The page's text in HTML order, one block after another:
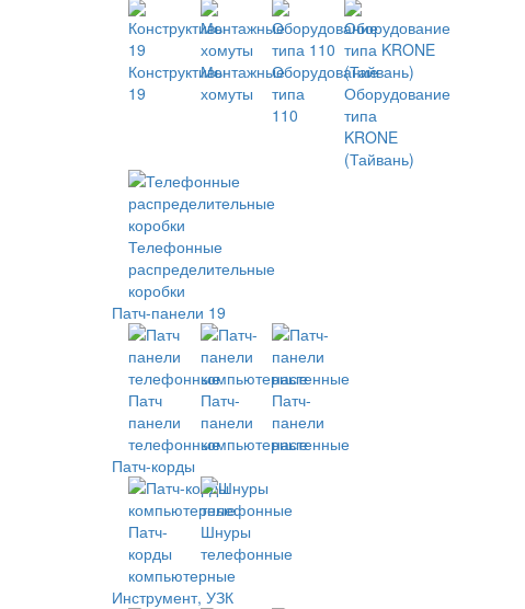
Конструктивы
19
Монтажные
хомуты
Оборудование
типа
110
Оборудование
типа
KRONE
(Тайвань)
Телефонные
распределительные
коробки
Патч-панели 19
Патч
панели
телефонные
Патч-
панели
компьютерные
Патч-
панели
настенные
Патч-корды
Патч-
корды
компьютерные
Шнуры
телефонные
Инструмент, УЗК